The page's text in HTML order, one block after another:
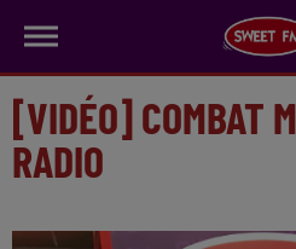
[VIDÉO] COMBAT
RADIO